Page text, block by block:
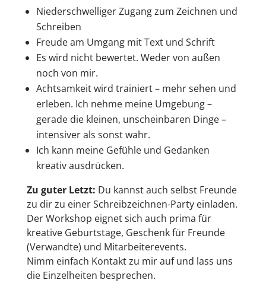
Niederschwelliger Zugang zum Zeichnen und
Schreiben
Freude am Umgang mit Text und Schrift
Es wird nicht bewertet. Weder von außen
noch von mir.
Achtsamkeit wird trainiert – mehr sehen und
erleben. Ich nehme meine Umgebung –
gerade die kleinen, unscheinbaren Dinge –
intensiver als sonst wahr.
Ich kann meine Gefühle und Gedanken
kreativ ausdrücken.
Zu guter Letzt: Du kannst auch selbst Freunde
zu dir zu einerSchreibzeichnen-Partyeinladen.
Der Workshop eignet sich auch prima für
kreative Geburtstage, Geschenk für Freunde
(Verwandte) und Mitarbeiterevents.
Nimm einfach Kontakt zu mir auf und lass uns
die Einzelheiten besprechen.